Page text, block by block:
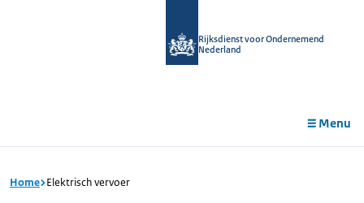
Rijksdienst voor Ondernemend
Nederland
Menu
Home Elektrisch vervoer